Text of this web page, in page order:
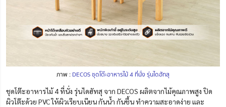
ภาพ : DECOS ชุดโต๊ะอาหารไม้ 4 ที่นั่ง รุ่นไดฮัทสุ
ชุดโต๊ะอาหารไม้ 4 ที่นั่ง รุ่นไดฮัทสุ จาก DECOS ผลิตจากไม้คุณภาพสูง ปิด
ผิวโต๊ะด้วย PVC ให้ผิวเรียบเนียน กันน้ำ กันชื้น ทำความสะอาดง่าย และ